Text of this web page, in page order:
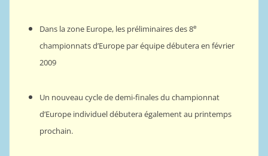
Dans la zone Europe, les préliminaires des 8e
championnats d’Europe par équipe débutera en février
2009
Un nouveau cycle de demi-finales du championnat
d’Europe individuel débutera également au printemps
prochain.